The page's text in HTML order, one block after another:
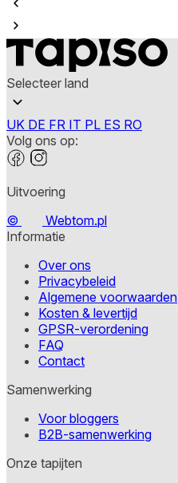
Selecteer land
UK DE FR IT PL ES RO
Volg ons op:
Uitvoering
©
Webtom.pl
Informatie
Over ons
Privacybeleid
Algemene voorwaarden
Kosten & levertijd
GPSR-verordening
FAQ
Contact
Samenwerking
Voor bloggers
B2B-samenwerking
Onze tapijten